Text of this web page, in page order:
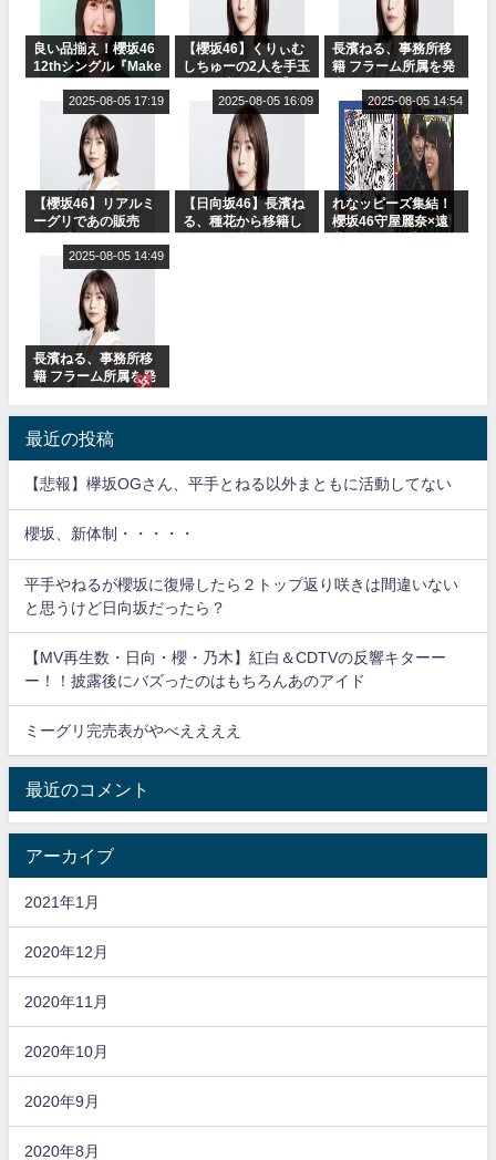
良い品揃え！櫻坂46
12thシングル『Make
ャルグッズ絶賛販売
【櫻坂46】くりぃむ
しちゅーの2人を手玉
りぃむナンタラ】
長濱ねる、事務所移
籍 フラーム所属を発
【櫻坂46】リアルミ
ーグリであの販売
Break』オフィシャ
ルグッズ解禁
2025-08-05 17:19
【日向坂46】長濱ね
る、種花から移籍し
2025-08-05 16:09
れなッピーズ集結！
櫻坂46守屋麗奈×遠
2025-08-05 14:54
長濱ねる、事務所移
籍 フラーム所属を発
2025-08-05 14:49
最近の投稿
【悲報】欅坂OGさん、平手とねる以外まともに活動してない
櫻坂、新体制・・・・・
平手やねるが櫻坂に復帰したら２トップ返り咲きは間違いない
と思うけど日向坂だったら？
【MV再生数・日向・櫻・乃木】紅白＆CDTVの反響キターー
ー！！披露後にバズったのはもちろんあのアイド
ミーグリ完売表がやべええええ
最近のコメント
アーカイブ
2021年1月
2020年12月
2020年11月
2020年10月
2020年9月
2020年8月